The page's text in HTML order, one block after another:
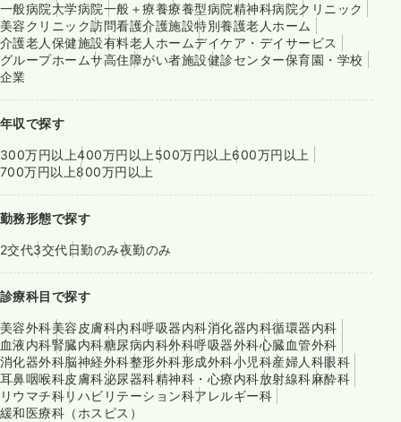
一般病院大学病院一般＋療養療養型病院精神科病院クリニック
美容クリニック訪問看護介護施設特別養護老人ホーム
介護老人保健施設有料老人ホームデイケア・デイサービス
グループホームサ高住障がい者施設健診センター保育園・学校
企業
年収で探す
300万円以上400万円以上 500万円以上600万円以上
700万円以上800万円以上
勤務形態で探す
2交代3交代日勤のみ夜勤のみ
診療科目で探す
美容外科美容皮膚科内科呼吸器内科消化器内科循環器内科
血液内科腎臓内科糖尿病内科外科呼吸器外科心臓血管外科
消化器外科脳神経外科整形外科形成外科小児科産婦人科眼科
耳鼻咽喉科皮膚科泌尿器科精神科・心療内科放射線科麻酔科
リウマチ科リハビリテーション科アレルギー科
緩和医療科（ホスピス）